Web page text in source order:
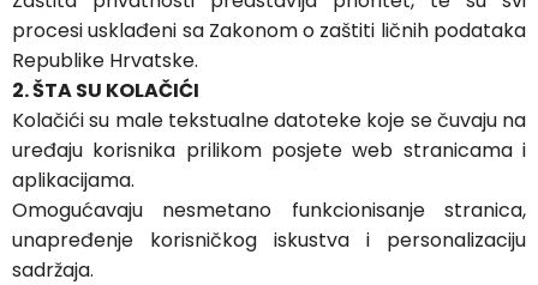
procesi usklađeni sa Zakonom o zaštiti ličnih podataka
Republike Hrvatske.
2. ŠTA SU KOLAČIĆI
Kolačići su male tekstualne datoteke koje se čuvaju na
uređaju korisnika prilikom posjete web stranicama i
aplikacijama.
Omogućavaju nesmetano funkcionisanje stranica,
unapređenje korisničkog iskustva i personalizaciju
sadržaja.